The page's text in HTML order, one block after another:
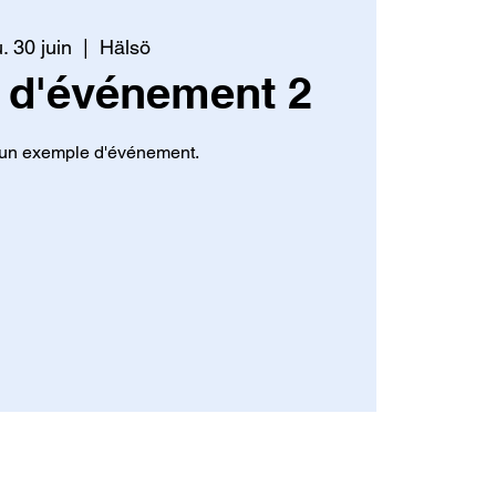
30 juin
  |
Hälsö
2
exemple d'événement.